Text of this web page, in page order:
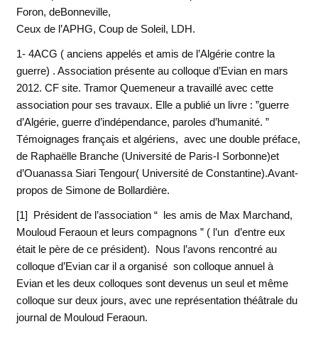
Foron, deBonneville,
Ceux de l’APHG, Coup de Soleil, LDH.
1- 4ACG ( anciens appelés et amis de l’Algérie contre la
guerre) . Association présente au colloque d’Evian en mars
2012. CF site. Tramor Quemeneur a travaillé avec cette
association pour ses travaux. Elle a publié un livre : ”guerre
d’Algérie, guerre d’indépendance, paroles d’humanité. ”
Témoignages français et algériens, avec une double préface,
de Raphaëlle Branche (Université de Paris-I Sorbonne)et
d’Ouanassa Siari Tengour( Université de Constantine).Avant-
propos de Simone de Bollardière.
[1] Président de l’association “ les amis de Max Marchand,
Mouloud Feraoun et leurs compagnons ” ( l’un d’entre eux
était le père de ce président). Nous l’avons rencontré au
colloque d’Evian car il a organisé son colloque annuel à
Evian et les deux colloques sont devenus un seul et même
colloque sur deux jours, avec une représentation théâtrale du
journal de Mouloud Feraoun.